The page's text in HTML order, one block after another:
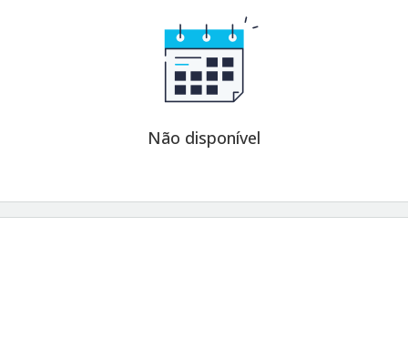
Não disponível